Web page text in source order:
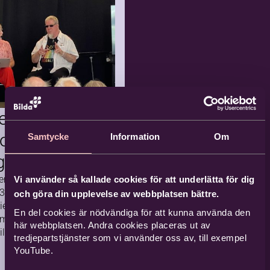
Samtycke Information Om
Vi använder så kallade cookies för att underlätta för dig
och göra din upplevelse av webbplatsen bättre.
En del cookies är nödvändiga för att kunna använda den
här webbplatsen. Andra cookies placeras ut av
tredjepartstjänster som vi använder oss av, till exempel
YouTube.
barn sjunga i kör och
teater? Välkommen att
en intresseanmälan till
musikskola!
Equmeniakyrkan, Vintrosa
Kommande
14 tillfällen
i
med
2025 arrangerades
kulturarrangemang i
Bilda.
om tro, samhälle
Ett av dem tog